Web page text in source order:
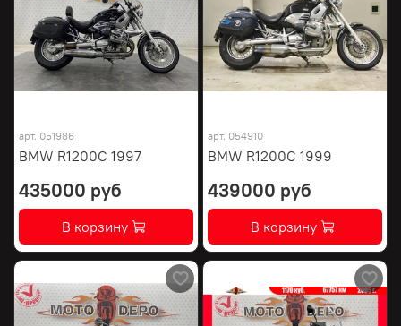
арт. 051986
BMW R1200C 1997
435000 руб
В корзину
арт. 054910
BMW R1200C 1999
439000 руб
В корзину